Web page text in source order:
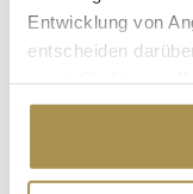
Entwicklung von
entscheiden
Cookie-Erklärung
Trigger Symbol